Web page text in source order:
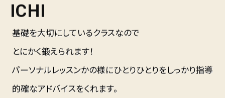
ICHI
基礎を大切にしているクラスなので
とにかく鍛えられます！
パーソナルレッスンかの様にひとりひとりをしっかり指導
的確なアドバイスをくれます。